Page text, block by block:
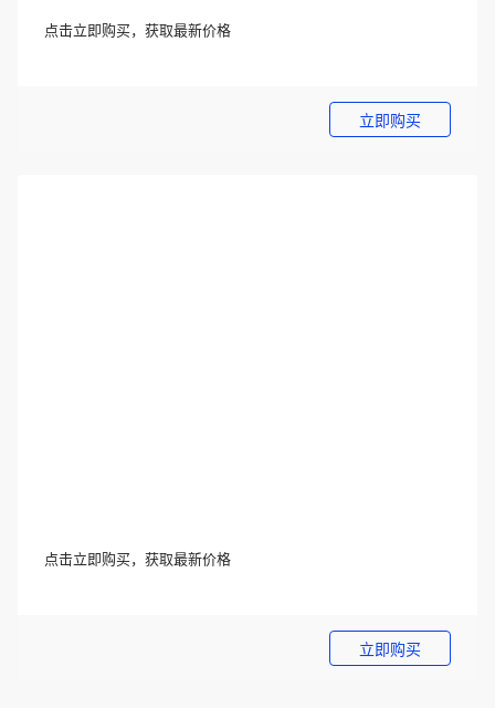
点击立即购买，获取最新价格
立即购买
点击立即购买，获取最新价格
立即购买